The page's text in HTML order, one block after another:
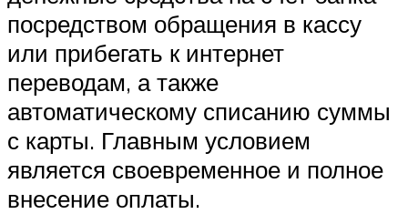
посредством обращения в кассу
или прибегать к интернет
переводам, а также
автоматическому списанию суммы
с карты. Главным условием
является своевременное и полное
внесение оплаты.